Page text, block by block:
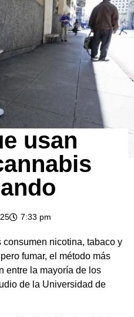
usan
7:33 pm
nicotina, tabaco y
fumar, el método más
entre la mayoría de los
de la Universidad de